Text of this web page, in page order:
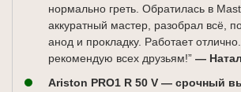
нормально греть. Обратилась в
аккуратный мастер, разобрал всё,
анод и прокладку. Работает
рекомендую всех друзьям!” —
Ariston PRO1 R 50 V — срочный